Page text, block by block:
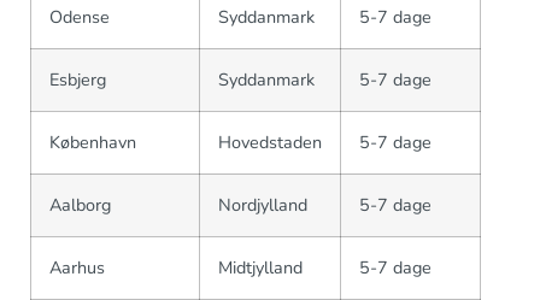
Odense Syddanmark 5-7 dage
Esbjerg Syddanmark 5-7 dage
København Hovedstaden 5-7 dage
Aalborg Nordjylland 5-7 dage
Aarhus Midtjylland 5-7 dage